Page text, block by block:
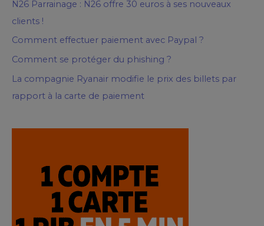
N26 Parrainage : N26 offre 30 euros à ses nouveaux
clients !
Comment effectuer paiement avec Paypal ?
Comment se protéger du phishing ?
La compagnie Ryanair modifie le prix des billets par
rapport à la carte de paiement